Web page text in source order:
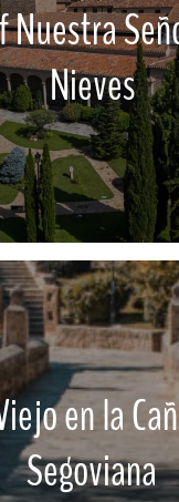
Nuestra
Nieves
en la
Segoviana